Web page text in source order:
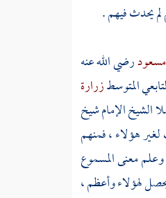
يحدث فيهم .
رضي الله عنه
المتوسطزرارة
الشيخ الإمام شيخ
هؤلاء ، فمنهم
معنى المسموع
لهؤلاء وأعظم ،